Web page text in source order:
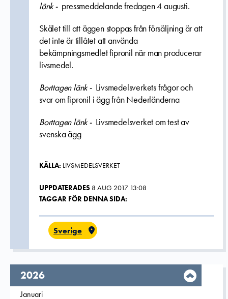
länk - pressmeddelande fredagen 4 augusti.
Skälet till att äggen stoppas från försäljning är att
det inte är tillåtet att använda
bekämpningsmedlet fipronil när man producerar
livsmedel.
Borttagen länk - Livsmedelsverkets frågor och
svar om fipronil i ägg från Nederländerna
Borttagen länk - Livsmedelsverket om test av
svenska ägg
KÄLLA: LIVSMEDELSVERKET
UPPDATERADES 8 AUG 2017 13:08
TAGGAR FÖR DENNA SIDA:
Sverige
År,
2026
Filtrera på
Januari